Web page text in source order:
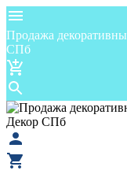
Продажа
СПб